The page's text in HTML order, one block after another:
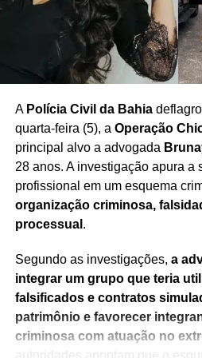
restaurar Igreja de São
A Polícia Civil da Bahia
quarta-feira (5), a Operação
principal alvo a advogada
28 anos. A investigação apura a
profissional em um esquema
organização criminosa,
processual .
Segundo as investigações, a
integrar um grupo que teria
falsificados e contratos
patrimônio e favorecer
criminosa com atuação no
autoridades apontam que o